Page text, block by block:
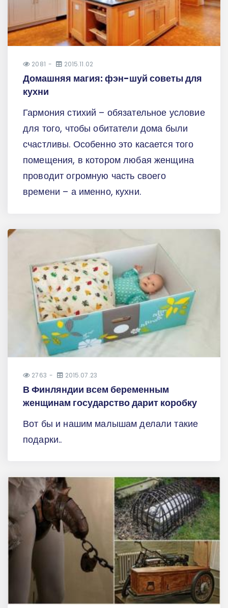
2081 2015.11.02
Домашняя магия: фэн-шуй советы для
кухни
Гармония стихий – обязательное условие
для того, чтобы обитатели дома были
счастливы. Особенно это касается того
помещения, в котором любая женщина
проводит огромную часть своего
времени – а именно, кухни.
2763 2015.07.23
В Финляндии всем беременным
женщинам государство дарит коробку
Вот бы и нашим малышам делали такие
подарки..